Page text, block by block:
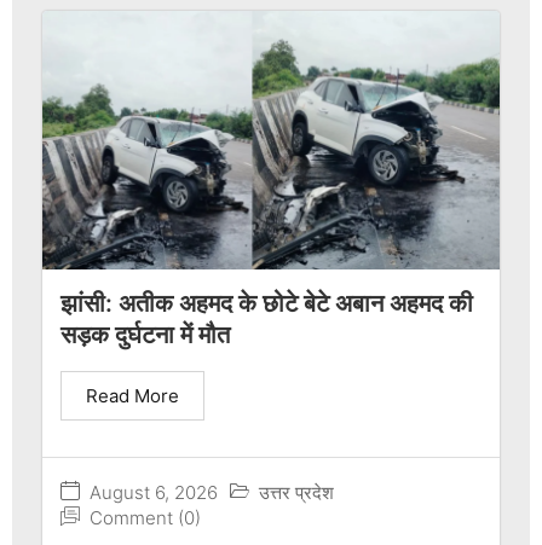
झांसी: अतीक अहमद के छोटे बेटे अबान अहमद की
सड़क दुर्घटना में मौत
August 6, 2026
उत्तर प्रदेश
Comment (0)
Read More